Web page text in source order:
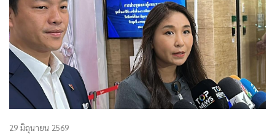
29 มิถุนายน 2569